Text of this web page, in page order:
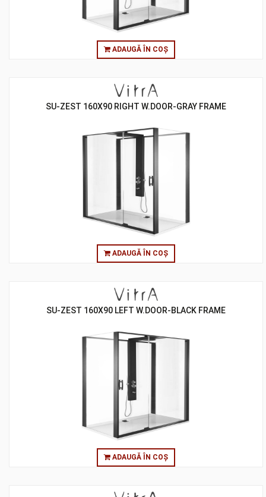
ADAUGĂ ÎN COȘ
SU-ZEST 160X90 RIGHT W.DOOR-GRAY FRAME
ADAUGĂ ÎN COȘ
SU-ZEST 160X90 LEFT W.DOOR-BLACK FRAME
ADAUGĂ ÎN COȘ